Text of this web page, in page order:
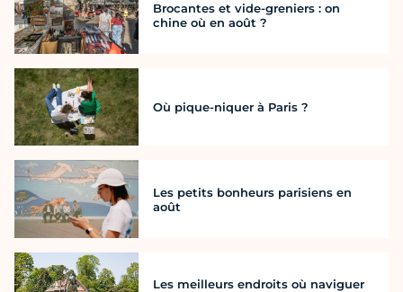
Brocantes et vide-greniers : on
chine où en août ?
Où pique-niquer à Paris ?
Les petits bonheurs parisiens en
août
Les meilleurs endroits où naviguer